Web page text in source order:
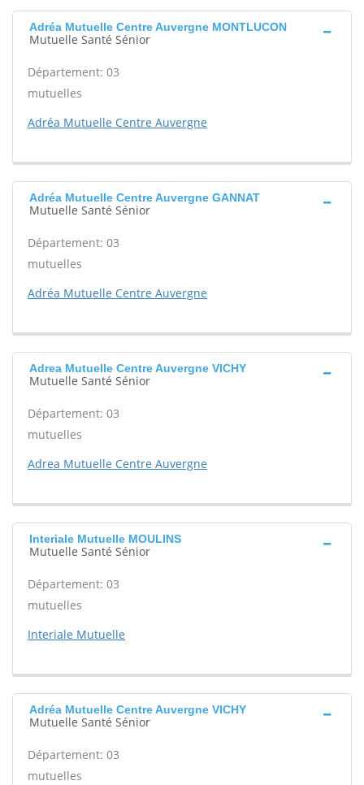
Adréa Mutuelle Centre Auvergne MONTLUCON
Mutuelle Santé Sénior
Département: 03
mutuelles
Adréa Mutuelle Centre Auvergne
Adréa Mutuelle Centre Auvergne GANNAT
Mutuelle Santé Sénior
Département: 03
mutuelles
Adréa Mutuelle Centre Auvergne
Adrea Mutuelle Centre Auvergne VICHY
Mutuelle Santé Sénior
Département: 03
mutuelles
Adrea Mutuelle Centre Auvergne
Interiale Mutuelle MOULINS
Mutuelle Santé Sénior
Département: 03
mutuelles
Interiale Mutuelle
Adréa Mutuelle Centre Auvergne VICHY
Mutuelle Santé Sénior
Département: 03
mutuelles